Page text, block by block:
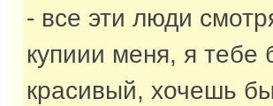
- все эти люди
купиии меня, я тебе
красивый, хочешь